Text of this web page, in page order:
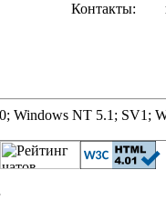
Контакты:
Windows NT 5.1; SV1;